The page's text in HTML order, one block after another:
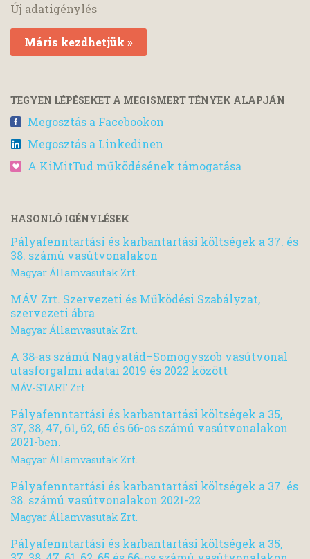
Új adatigénylés
Máris kezdhetjük »
TEGYEN LÉPÉSEKET A MEGISMERT TÉNYEK ALAPJÁN
Megosztás a Facebookon
Megosztás a Linkedinen
A KiMitTud működésének támogatása
HASONLÓ IGÉNYLÉSEK
Pályafenntartási és karbantartási költségek a 37. és
38. számú vasútvonalakon
Magyar Államvasutak Zrt.
MÁV Zrt. Szervezeti és Működési Szabályzat,
szervezeti ábra
Magyar Államvasutak Zrt.
A 38-as számú Nagyatád–Somogyszob vasútvonal
utasforgalmi adatai 2019 és 2022 között
MÁV-START Zrt.
Pályafenntartási és karbantartási költségek a 35,
37, 38, 47, 61, 62, 65 és 66-os számú vasútvonalakon
2021-ben.
Magyar Államvasutak Zrt.
Pályafenntartási és karbantartási költségek a 37. és
38. számú vasútvonalakon 2021-22
Magyar Államvasutak Zrt.
Pályafenntartási és karbantartási költségek a 35,